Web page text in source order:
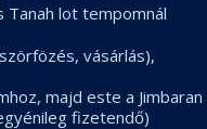
Tanah lot tempomnál
vásárlás),
majd este a Jimbaran
fizetendő)